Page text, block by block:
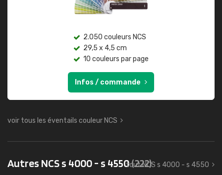
2.050 couleurs NCS
29,5 x 4,5 cm
10 couleurs par page
Infos / commande
voir tous les éventails couleur NCS
Autres NCS s 4000 - s 4550(222)
tout NCS s 4000 - s 4550